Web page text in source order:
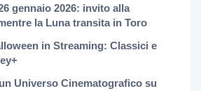
gennaio 2026: invito alla
la Luna transita in Toro
in Streaming: Classici e
Universo Cinematografico su